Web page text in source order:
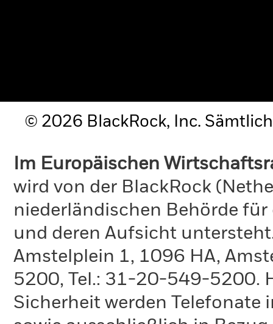
© 2026 BlackRock, Inc.
Im Europäischen
wird von der BlackRock
niederländischen Behörde
und deren Aufsicht
Amstelplein 1, 1096 HA,
5200, Tel.: 31-20-549-5200.
Sicherheit werden Telefonate